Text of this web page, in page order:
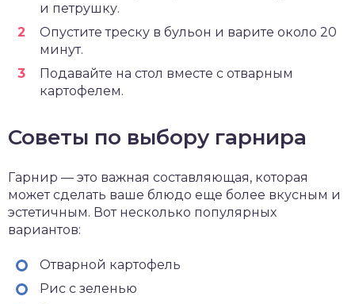
и петрушку.
Опустите треску в бульон и варите около 20
минут.
Подавайте на стол вместе с отварным
картофелем.
Советы по выбору гарнира
Гарнир — это важная составляющая, которая
может сделать ваше блюдо еще более вкусным и
эстетичным. Вот несколько популярных
вариантов:
Отварной картофель
Рис с зеленью